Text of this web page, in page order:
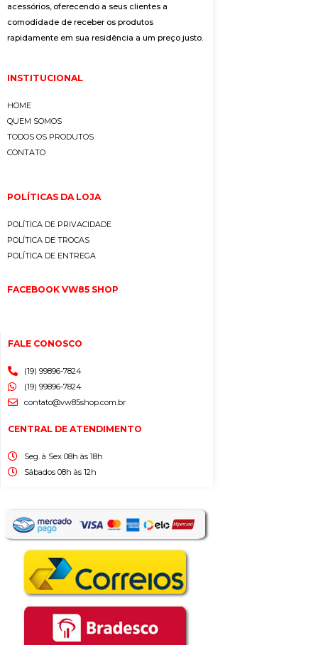
acessórios, oferecendo a seus clientes a
comodidade de receber os produtos
rapidamente em sua residência a um preço justo.
INSTITUCIONAL
HOME
QUEM SOMOS
TODOS OS PRODUTOS
CONTATO
POLÍTICAS DA LOJA
POLÍTICA DE PRIVACIDADE
POLÍTICA DE TROCAS
POLÍTICA DE ENTREGA
FACEBOOK VW85 SHOP
FALE CONOSCO
(19) 99896-7824
(19) 99896-7824
contato@vw85shop.com.br
CENTRAL DE ATENDIMENTO
Seg. à Sex 08h às 18h
Sábados 08h às 12h